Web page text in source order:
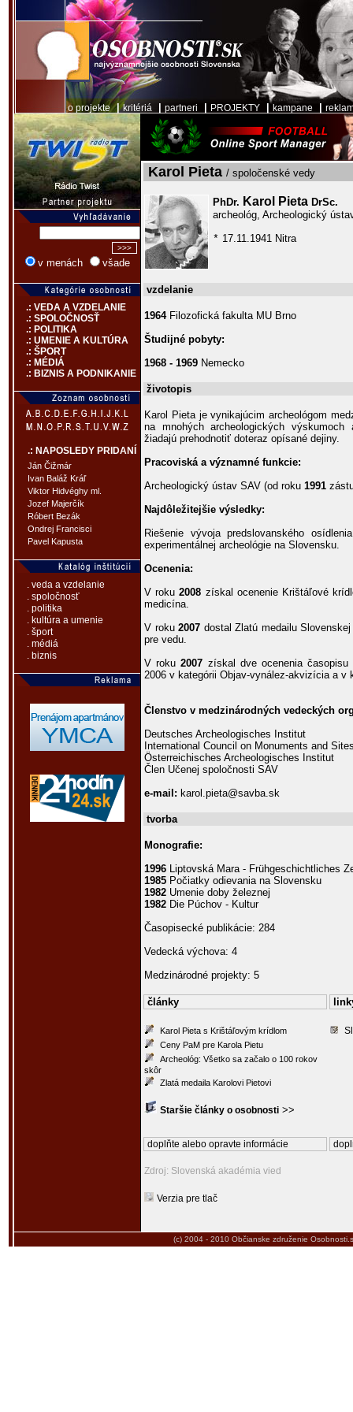
o projekte|kritériá partneri PROJEKTY kampane
v menách všade
.: VEDA A VZDELANIE
.: SPOLOČNOSŤ
.: POLITIKA
.: UMENIE A KULTÚRA
.: ŠPORT
.: MÉDIÁ
.: BIZNIS A PODNIKANIE
.: NAPOSLEDY PRIDANÍ
Ján Čižmár
Ivan Baláž Kráľ
Viktor Hidvéghy ml.
Jozef Majerčík
Róbert Bezák
Ondrej Francisci
Pavel Kapusta
. veda a vzdelanie
. spoločnosť
. politika
. kultúra a umenie
. šport
. médiá
. biznis
Karol Pieta / spoločenské vedy
PhDr. Karol Pieta DrSc.
archeológ, Archeologický
* 17.11.1941 Nitra
vzdelanie
1964Filozofická fakulta MU Brno
Študijné pobyty:
1968 - 1969 Nemecko
životopis
Karol Pieta je vynikajúcim archeológom
na mnohých archeologických
žiadajú prehodnotiť doteraz opísané dejiny.
Pracoviská a významné funkcie:
Archeologický ústav SAV (od roku 1991
Najdôležitejšie výsledky:
Riešenie vývoja predslovanského
experimentálnej archeológie na Slovensku.
Ocenenia:
V roku2008 získal ocenenie Krištáľové
medicína.
V roku2007 dostal Zlatú medailu
pre vedu.
V roku2007 získal dve ocenenia
2006 v kategórii Objav-vynález-akvizícia a v
Členstvo v medzinárodných vedeckých
Deutsches Archeologisches Institut
International Council on Monuments and
Österreichisches Archeologisches Institut
Člen Učenej spoločnosti SAV
e-mail: karol.pieta@savba.sk
tvorba
Monografie:
1996 Liptovská Mara - Frühgeschichtliches
1985 Počiatky odievania na Slovensku
1982 Umenie doby železnej
1982 Die Púchov - Kultur
Časopisecké publikácie: 284
Vedecká výchova: 4
Medzinárodné projekty: 5
články
Karol Pieta s Krištáľovým krídlom
Ceny PaM pre Karola Pietu
Archeológ: Všetko sa začalo o 100 rokov
skôr
Zlatá medaila Karolovi Pietovi
Staršie články o osobnosti >>
doplňte alebo opravte informácie
Zdroj: Slovenská akadémia vied
Verzia pre tlač
(c) 2004 - 2010 Občianske združenie